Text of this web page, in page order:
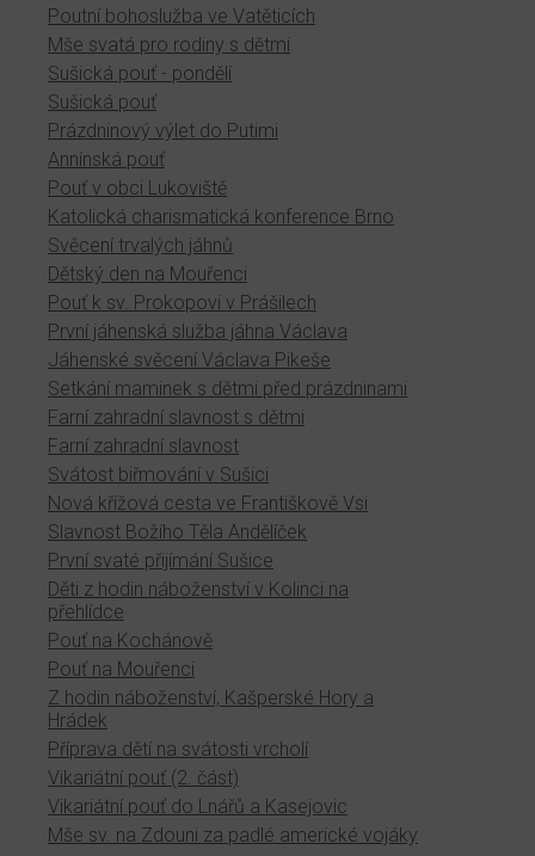
Poutní bohoslužba ve Vatěticích
Mše svatá pro rodiny s dětmi
Sušická pouť - pondělí
Sušická pouť
Prázdninový výlet do Putimi
Annínská pouť
Pouť v obci Lukoviště
Katolická charismatická konference Brno
Svěcení trvalých jáhnů
Dětský den na Mouřenci
Pouť k sv. Prokopovi v Prášilech
První jáhenská služba jáhna Václava
Jáhenské svěcení Václava Pikeše
Setkání maminek s dětmi před prázdninami
Farní zahradní slavnost s dětmi
Farní zahradní slavnost
Svátost biřmování v Sušici
Nová křížová cesta ve Františkově Vsi
Slavnost Božího Těla Andělíček
První svaté přijímání Sušice
Děti z hodin náboženství v Kolinci na
přehlídce
Pouť na Kochánově
Pouť na Mouřenci
Z hodin náboženství, Kašperské Hory a
Hrádek
Příprava dětí na svátosti vrcholí
Vikariátní pouť (2. část)
Vikariátní pouť do Lnářů a Kasejovic
Mše sv. na Zdouni za padlé americké vojáky